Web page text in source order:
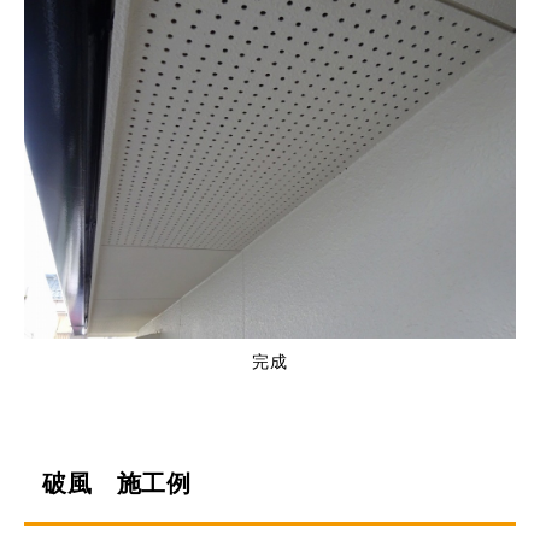
完成
破風 施工例